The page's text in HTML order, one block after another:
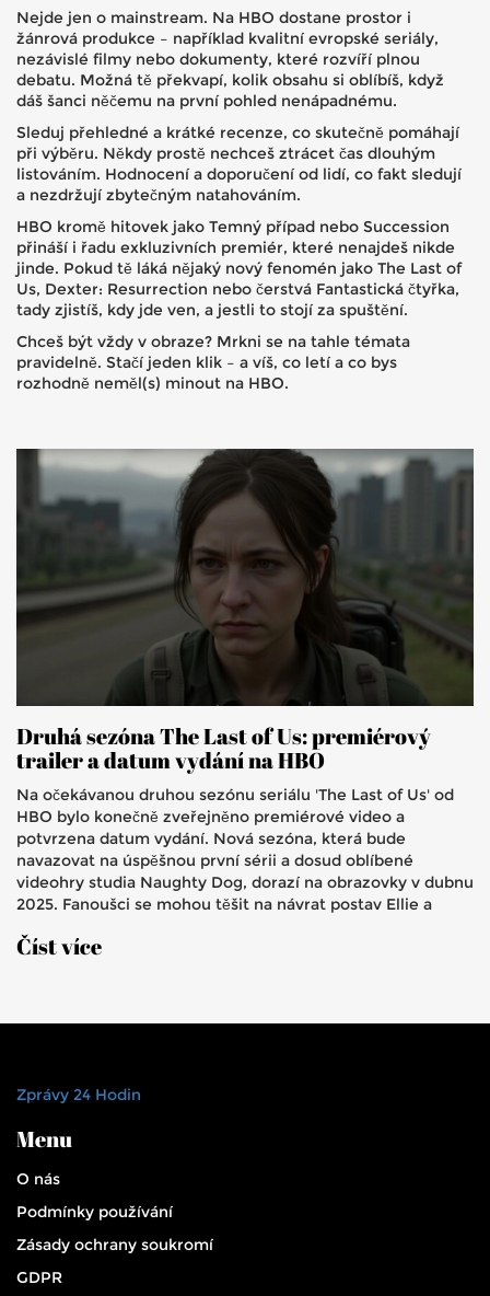
Nejde jen o mainstream. Na HBO dostane prostor i
žánrová produkce – například kvalitní evropské seriály,
nezávislé filmy nebo dokumenty, které rozvíří plnou
debatu. Možná tě překvapí, kolik obsahu si oblíbíš, když
dáš šanci něčemu na první pohled nenápadnému.
Sleduj přehledné a krátké recenze, co skutečně pomáhají
při výběru. Někdy prostě nechceš ztrácet čas dlouhým
listováním. Hodnocení a doporučení od lidí, co fakt sledují
a nezdržují zbytečným natahováním.
HBO kromě hitovek jako Temný případ nebo Succession
přináší i řadu exkluzivních premiér, které nenajdeš nikde
jinde. Pokud tě láká nějaký nový fenomén jako The Last of
Us, Dexter: Resurrection nebo čerstvá Fantastická čtyřka,
tady zjistíš, kdy jde ven, a jestli to stojí za spuštění.
Chceš být vždy v obraze? Mrkni se na tahle témata
pravidelně. Stačí jeden klik – a víš, co letí a co bys
rozhodně neměl(s) minout na HBO.
Druhá sezóna The Last of Us: premiérový
trailer a datum vydání na HBO
Na očekávanou druhou sezónu seriálu 'The Last of Us' od
HBO bylo konečně zveřejněno premiérové video a
potvrzena datum vydání. Nová sezóna, která bude
navazovat na úspěšnou první sérii a dosud oblíbené
videohry studia Naughty Dog, dorazí na obrazovky v dubnu
2025. Fanoušci se mohou těšit na návrat postav Ellie a
kterou ztvární Kaitlyn Dever.
Číst více
Zprávy 24 Hodin
Menu
O nás
Podmínky používání
Zásady ochrany soukromí
GDPR